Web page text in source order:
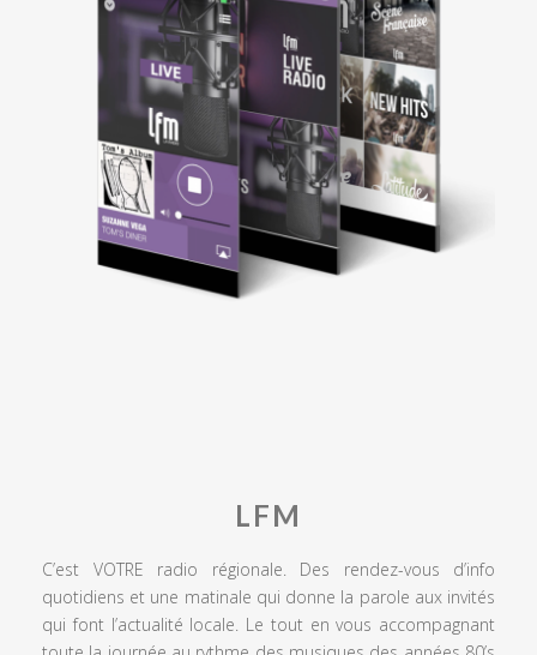
LFM
C’est VOTRE radio régionale. Des rendez-vous d’info
quotidiens et une matinale qui donne la parole aux invités
qui font l’actualité locale. Le tout en vous accompagnant